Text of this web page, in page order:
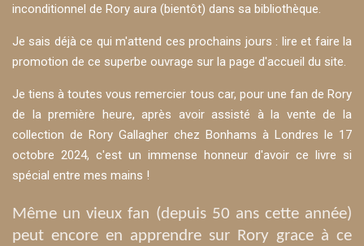
inconditionnel de Rory aura (bientôt) dans sa bibliothèque.
Je sais déjà ce qui m'attend ces prochains jours : lire et faire la
promotion de ce superbe ouvrage sur la page d'accueil du site.
Je tiens à toutes vous remercier tous car, pour une fan de Rory
de la première heure, après avoir assisté à la vente de la
collection de Rory Gallagher chez Bonhams à Londres le 17
octobre 2024, c'est un immense honneur d'avoir ce livre si
spécial entre mes mains !
Même un vieux fan (depuis 50 ans cette année)
peut encore en apprendre sur Rory grace à ce